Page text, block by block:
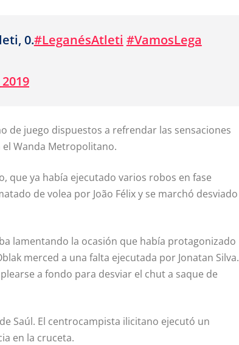
0.#LeganésAtleti #VamosLega
de juego dispuestos a refrendar las sensaciones
el Wanda Metropolitano.
que ya había ejecutado varios robos en fase
de volea por João Félix y se marchó desviado
lamentando la ocasión que había protagonizado
merced a una falta ejecutada por Jonatan Silva.
a fondo para desviar el chut a saque de
Saúl. El centrocampista ilicitano ejecutó un
en la cruceta.